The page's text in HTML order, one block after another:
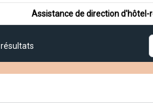
Assistance de direction d'hôtel-
résultats